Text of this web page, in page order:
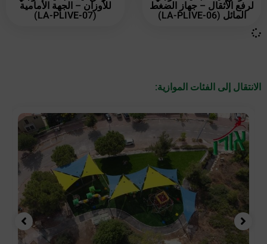
لرفع الأثقال – جهاز الضغط
المائل (LA-PLIVE-06)
للأوزان – الجهة الأمامية
(LA-PLIVE-07)
الانتقال إلى الفئات الموازية: